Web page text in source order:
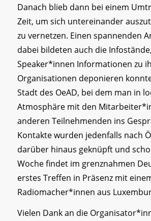
Danach blieb dann bei einem
Zeit, um sich untereinander
zu vernetzen. Einen spannenden
dabei bildeten auch die
Speaker*innen Informationen zu
Organisationen deponieren
Stadt des OeAD, bei dem man in
Atmosphäre mit den
anderen Teilnehmenden ins
Kontakte wurden jedenfalls nach
darüber hinaus geknüpft und
Woche findet im grenznahmen
erstes Treffen in Präsenz mit
Radiomacher*innen aus
Vielen Dank an die